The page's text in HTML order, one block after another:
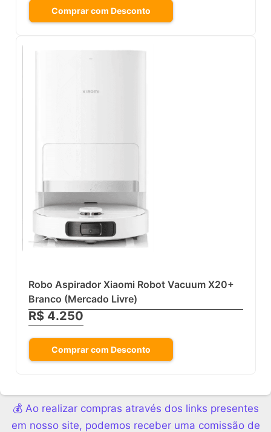
Comprar com Desconto
Robo Aspirador Xiaomi Robot Vacuum X20+
Branco (Mercado Livre)
R$ 4.250
Comprar com Desconto
💰 Ao realizar compras através dos links presentes
em nosso site, podemos receber uma comissão de